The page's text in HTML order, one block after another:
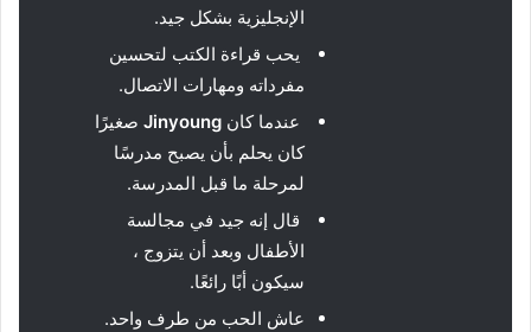
الإنجليزية بشكل جيد.
يحب قراءة الكتب لتحسين
مفرداته ومهارات الاتصال.
عندما كان Jinyoung صغيرًا
كان يحلم بأن يصبح مدرسًا
لمرحلة ما قبل المدرسة.
قال إنه جيد في مجالسة
الأطفال وبعد أن يتزوج ،
سيكون أبًا رائعًا.
عاش الحب من طرف واحد.